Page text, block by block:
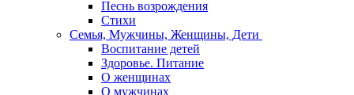
Песнь возрождения
Стихи
Семья, Мужчины, Женщины, Дети
Воспитание детей
Здоровье. Питание
О женщинах
О мужчинах